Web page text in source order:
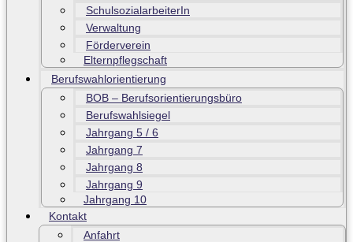
SchulsozialarbeiterIn
Verwaltung
Förderverein
Elternpflegschaft
Berufswahlorientierung
BOB – Berufsorientierungsbüro
Berufswahlsiegel
Jahrgang 5 / 6
Jahrgang 7
Jahrgang 8
Jahrgang 9
Jahrgang 10
Kontakt
Anfahrt